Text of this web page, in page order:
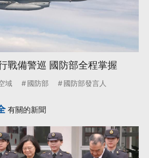
戰備警巡 國防部全程掌握
域 國防部 國防部發言人
有關的新聞